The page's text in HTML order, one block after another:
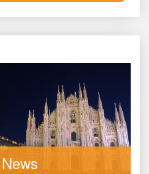
New